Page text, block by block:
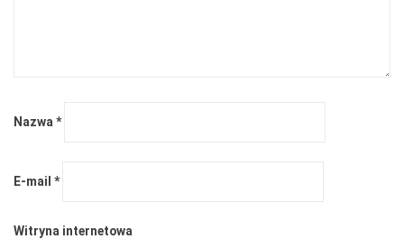
Nazwa *
E-mail *
Witryna internetowa